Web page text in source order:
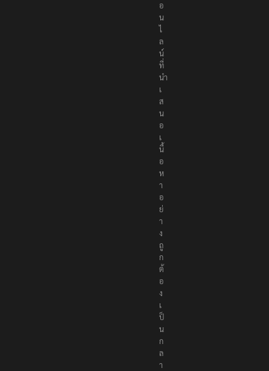
อ
น
ไ
ล
น์
ที่
นำ
เ
ส
น
อ
เ
นื้
อ
ห
า
อ
ย่
า
ง
ถู
ก
ต้
อ
ง
เ
ป็
น
ก
ล
า